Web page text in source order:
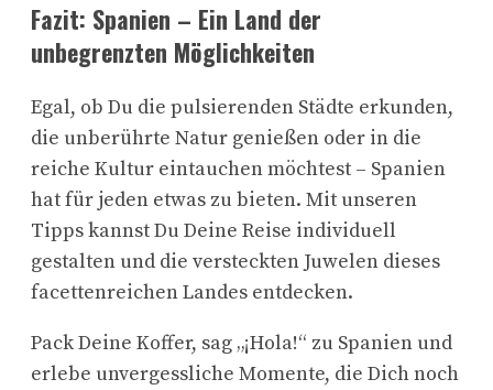
Fazit: Spanien – Ein Land der
unbegrenzten Möglichkeiten
Egal, ob Du die pulsierenden Städte erkunden,
die unberührte Natur genießen oder in die
reiche Kultur eintauchen möchtest – Spanien
hat für jeden etwas zu bieten. Mit unseren
Tipps kannst Du Deine Reise individuell
gestalten und die versteckten Juwelen dieses
facettenreichen Landes entdecken.
Pack Deine Koffer, sag „¡Hola!“ zu Spanien und
erlebe unvergessliche Momente, die Dich noch